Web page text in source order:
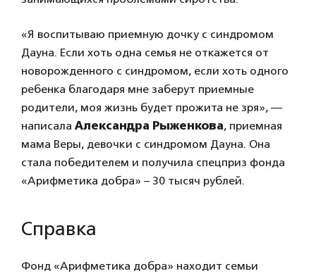
«Я воспитываю приемную дочку с синдромом
Дауна. Если хоть одна семья не откажется от
новорожденного с синдромом, если хоть одного
ребенка благодаря мне заберут приемные
родители, моя жизнь будет прожита не зря», —
написала Александра Рыженкова, приемная
мама Веры, девочки с синдромом Дауна. Она
стала победителем и получила спецприз фонда
«Арифметика добра» – 30 тысяч рублей.
Справка
Фонд «Арифметика добра» находит семьи